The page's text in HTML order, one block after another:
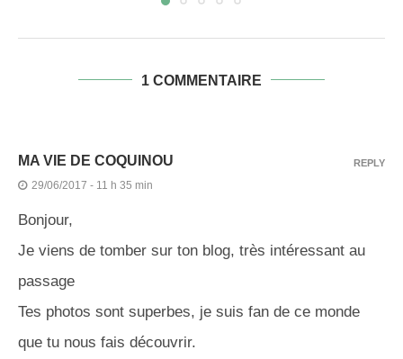
1 COMMENTAIRE
MA VIE DE COQUINOU
29/06/2017 - 11 h 35 min
Bonjour,
Je viens de tomber sur ton blog, très intéressant au
passage
Tes photos sont superbes, je suis fan de ce monde
que tu nous fais découvrir.
REPLY